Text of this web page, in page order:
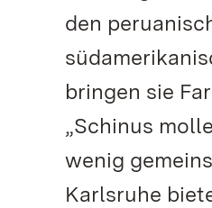
den
bringen sie
„Schinus
wenig
Karlsruhe